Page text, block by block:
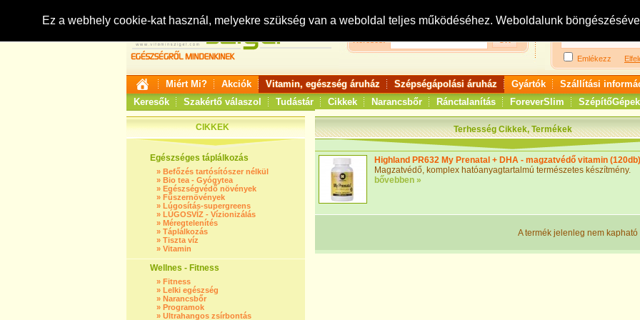
Ez a webhely cookie-kat használ, melyekre szükség van a weboldal teljes működéséhez. Weboldalunk
Keresés:
Bejelentkezés:
Emlékezz
Miért Mi? Akciók Vitamin, egészség áruház Szépségápolási áruház Gyártók Szállítási
Keresők
Szakértő válaszol Tudástár Cikkek Narancsbőr Ránctalanítás ForeverSlim SzépítőGépek
CIKKEK
Egészséges táplálkozás
» Befőzés tartósítószer nélkül
» Bio tea - Gyógytea
» Egészségvédő növények
» Fűszernövények
» Lúgosítás-supergreens
» LÚGOSVÍZ - Vízionizálás
» Méregtelenítés
» Táplálkozás
» Tiszta víz
» Vitamin
Wellnes - Fitness
» Fitness
» Lelki egészség
» Narancsbőr
» Programok
» Ultrahangos zsírbontás
Terhesség Cikkek, Termékek
Highland PR632 My Prenatal + DHA - magzatvédő vitamin (120db)
Magzatvédő, komplex hatóanyagtartalmú természetes készítmény.
bővebben »
A termék jelenleg nem kapható